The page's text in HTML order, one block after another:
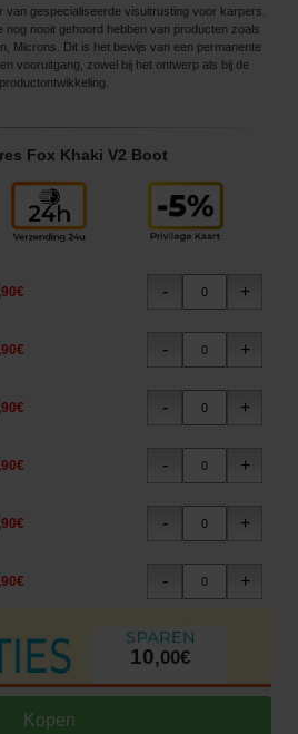
van gespecialiseerde visuitrusting voor karpers.
nooit gehoord hebben van producten zoals
Microns. Dit is het bewijs van een permanente
vooruitgang, zowel bij het ontwerp als bij de
productontwikkeling.
Fox Khaki V2 Boot
90€
90€
90€
90€
90€
90€
10,00€